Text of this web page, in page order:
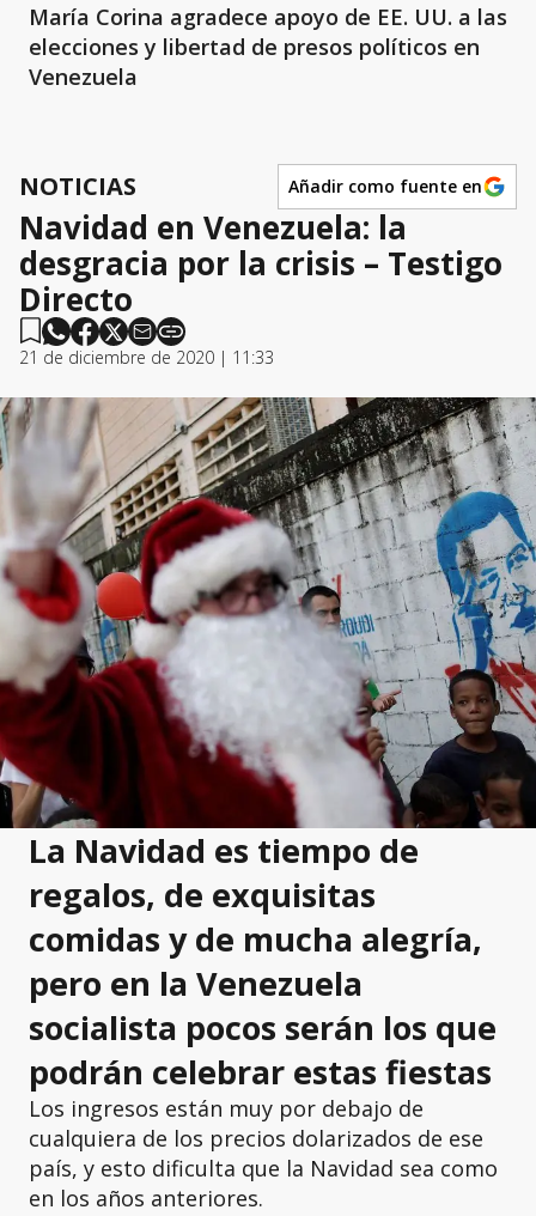
María Corina agradece apoyo de EE. UU. a las
elecciones y libertad de presos políticos en
Venezuela
NOTICIAS Añadir como fuente en
Navidad en Venezuela: la
desgracia por la crisis – Testigo
Directo
21 de diciembre de 2020 | 11:33
La Navidad es tiempo de
regalos, de exquisitas
comidas y de mucha alegría,
pero en la Venezuela
socialista pocos serán los que
podrán celebrar estas fiestas
Los ingresos están muy por debajo de
cualquiera de los precios dolarizados de ese
país, y esto dificulta que la Navidad sea como
en los años anteriores.